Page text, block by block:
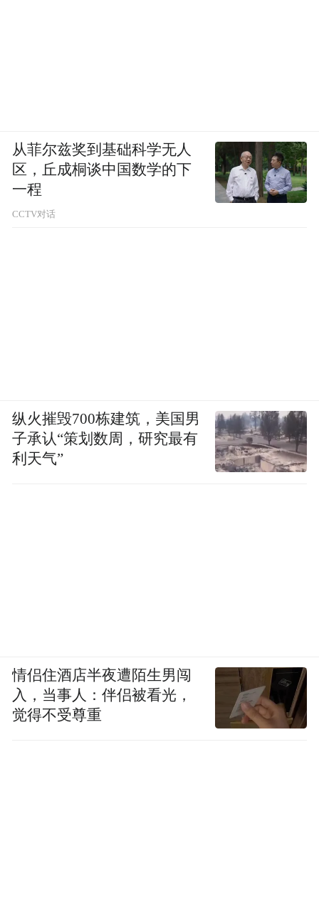
从菲尔兹奖到基础科学无人
区，丘成桐谈中国数学的下
一程
CCTV对话
纵火摧毁700栋建筑，美国男
子承认“策划数周，研究最有
利天气”
情侣住酒店半夜遭陌生男闯
入，当事人：伴侣被看光，
觉得不受尊重